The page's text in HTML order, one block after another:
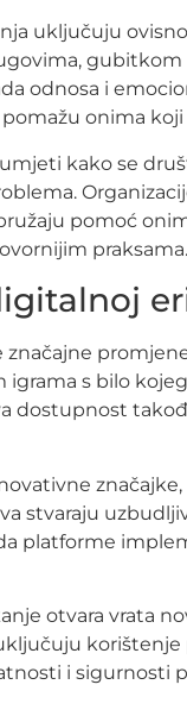
uključuju
odnosa i
onima
kako se
pomoć
praksama.
značajne
igrama s bilo
dostupnost
stvaraju
platforme
otvara vrata
korištenje
i sigurnosti